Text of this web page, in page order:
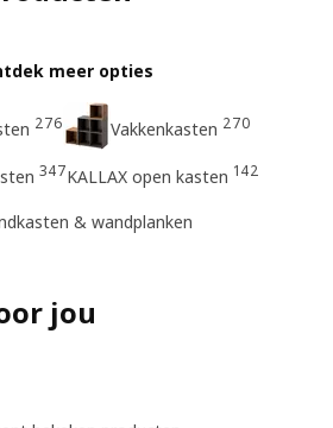
meer opties
276 Vakkenkasten 270
347KALLAX open kasten 142
& wandplanken
jou